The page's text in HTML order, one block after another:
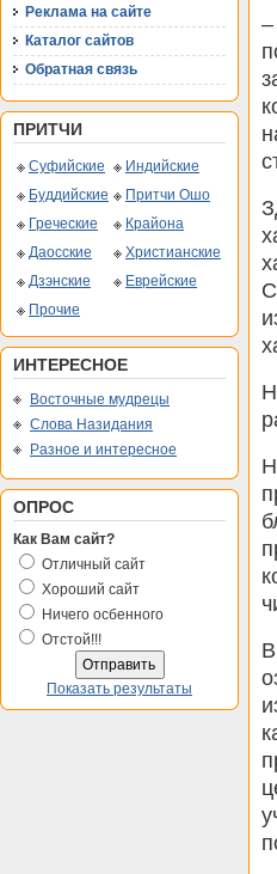
Реклама на сайте
Каталог сайтов
Обратная связь
ПРИТЧИ
Суфийские
Индийские
Буддийские
Притчи Ошо
Греческие
Крайона
Даосские
Христианские
Дзэнские
Еврейские
Прочие
ИНТЕРЕСНОЕ
Восточные мудрецы
Слова Назидания
Разное и интересное
ОПРОС
Как Вам сайт?
Отличный сайт
Хороший сайт
Ничего осбенного
Отстой!!!
Показать результаты